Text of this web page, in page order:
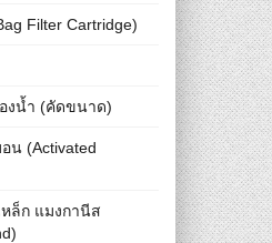
Filter Cartridge)
งน้ำ (คัดขนาด)
น (Activated
ล็ก แมงกานีส